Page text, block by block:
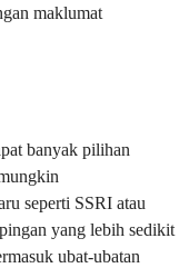
maklumat
banyak pilihan
seperti SSRI atau
yang lebih sedikit
ubat-ubatan